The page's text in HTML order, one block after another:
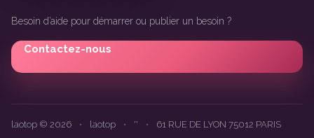
Besoin d’aide pour démarrer ou publier un besoin ?
Contactez-nous
laotop © 2026 • laotop • '' • 61 RUE DE LYON 75012 PARIS